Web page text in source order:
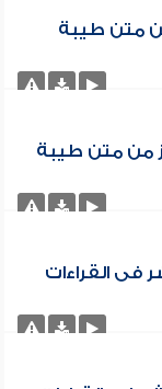
من متن طيبة
من متن طيبة
فى القراءات